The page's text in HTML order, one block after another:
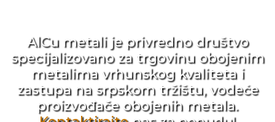
AlCu metali je privredno društvo
specijalizovano za trgovinu obojenim
metalima vrhunskog kvaliteta i
zastupa na srpskom tržištu, vodeće
proizvođače obojenih metala.